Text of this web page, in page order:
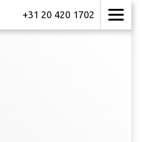
+31 20 420 1702